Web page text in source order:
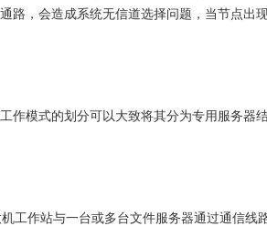
路，会造成系统无信道选择问题，当节点出
作模式的划分可以大致将其分为专用服务器
工作站与一台或多台文件服务器通过通信线